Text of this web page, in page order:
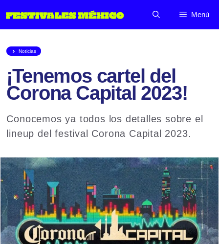
al
Menú
Noticias
¡Tenemos cartel del
Corona Capital 2023!
Conocemos ya todos los detalles sobre el
lineup del festival Corona Capital 2023.